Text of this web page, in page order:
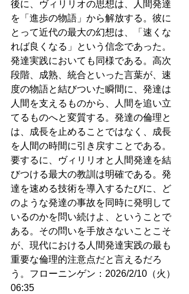
後に、ヴィリリオの思想は、人間発達
を「進歩の物語」から解放する。彼に
とって近代の最大の幻想は、「速くな
れば良くなる」という信念であった。
発達実践においても同様である。高次
段階、成熟、統合といった言葉が、速
度の物語と結びついた瞬間に、発達は
人間を支えるものから、人間を追い立
てるものへと変質する。発達の倫理と
は、成長を止めることではなく、成長
を人間の時間に引き戻すことである。
要するに、ヴィリリオと人間発達を結
びつける最大の教訓は明確である。発
達を速める技術を導入するたびに、ど
のような発達の事故を同時に発明して
いるのかを問い続けよ、ということで
ある。その問いを手放さないことこそ
が、現代における人間発達実践の最も
重要な倫理的注意点だと言えるだろ
う。フローニンゲン：2026/2/10（火）
06:35